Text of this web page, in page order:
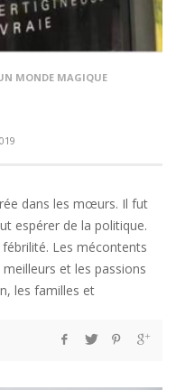
MONDE MAGIQUE
dans les mœurs. Il fut
espérer de la politique.
Les mécontents
et les passions
les familles et